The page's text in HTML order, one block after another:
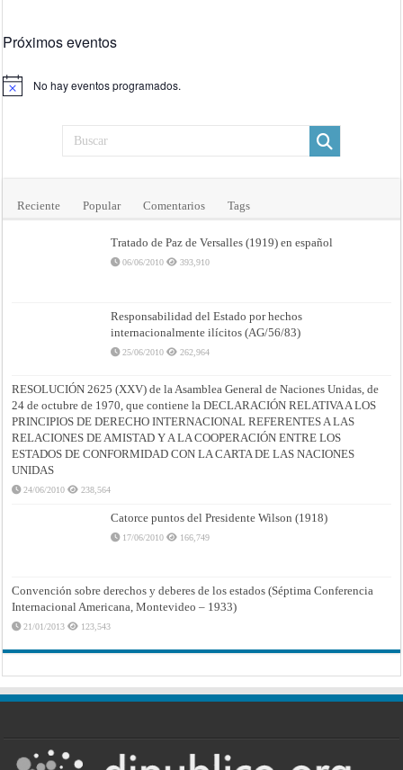
Próximos eventos
Aviso No hay eventos programados.
Reciente Popular Comentarios Tags
Tratado de Paz de Versalles (1919) en español
06/06/2010 393,910
Responsabilidad del Estado por hechos
internacionalmente ilícitos (AG/56/83)
25/06/2010 262,964
RESOLUCIÓN 2625 (XXV) de la Asamblea General de Naciones Unidas, de
24 de octubre de 1970, que contiene la DECLARACIÓN RELATIVA A LOS
PRINCIPIOS DE DERECHO INTERNACIONAL REFERENTES A LAS
RELACIONES DE AMISTAD Y A LA COOPERACIÓN ENTRE LOS
ESTADOS DE CONFORMIDAD CON LA CARTA DE LAS NACIONES
UNIDAS
24/06/2010 238,564
Catorce puntos del Presidente Wilson (1918)
17/06/2010 166,749
Convención sobre derechos y deberes de los estados (Séptima Conferencia
Internacional Americana, Montevideo – 1933)
21/01/2013 123,543